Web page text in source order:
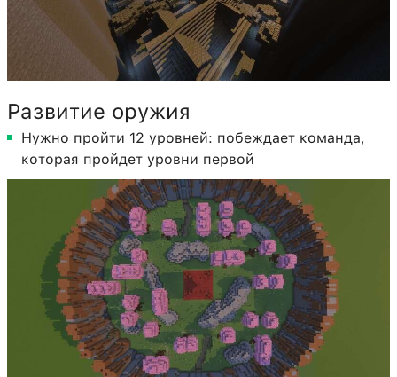
Развитие оружия
Нужно пройти 12 уровней: побеждает команда,
которая пройдет уровни первой